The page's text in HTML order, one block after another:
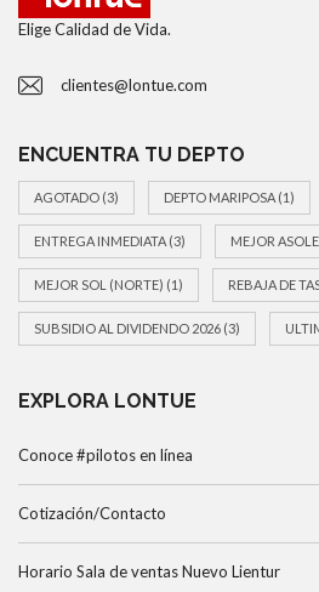
Elige Calidad de Vida.
clientes@lontue.com
ENCUENTRA TU DEPTO
AGOTADO (3) DEPTO MARIPOSA (1)
ENTREGA INMEDIATA (3) MEJOR
MEJOR SOL (NORTE) (1) REBAJA DE
SUBSIDIO AL DIVIDENDO 2026 (3)
EXPLORA LONTUE
Conoce #pilotos en línea
Cotización/Contacto
Horario Sala de ventas Nuevo Lientur